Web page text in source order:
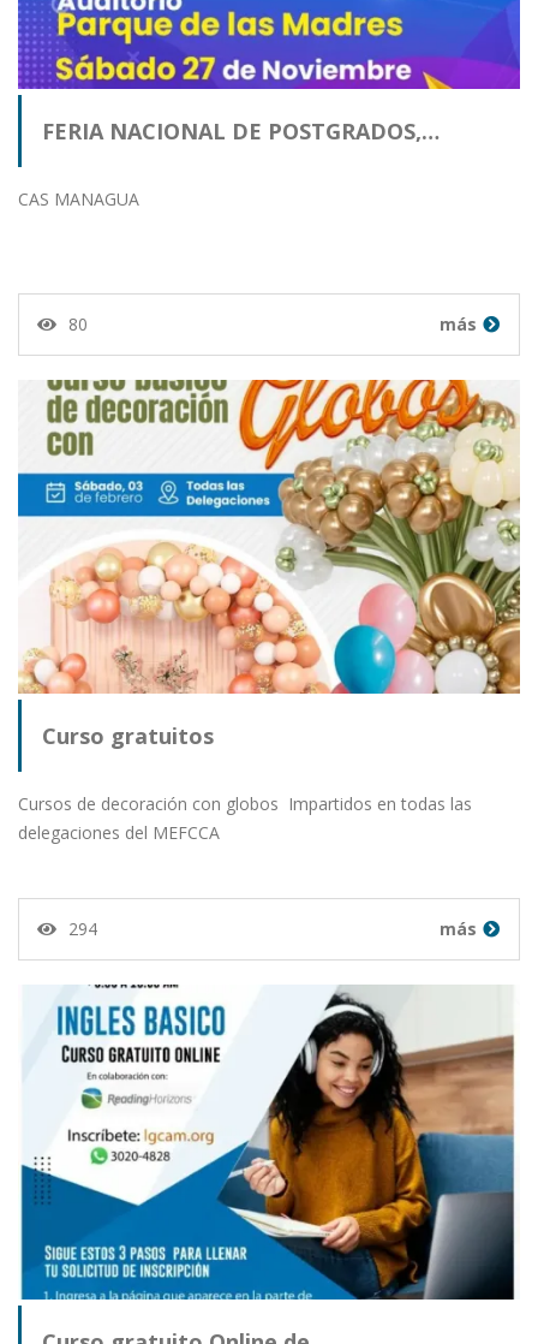
FERIA NACIONAL DE POSTGRADOS,…
CAS MANAGUA
80 más
Curso gratuitos
Cursos de decoración con globos Impartidos en todas las
delegaciones del MEFCCA
294 más